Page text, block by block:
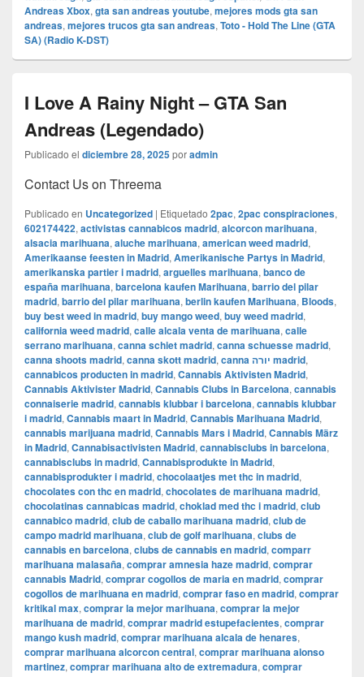
Andreas Xbox, gta san andreas youtube, mejores mods gta san
andreas, mejores trucos gta san andreas, Toto - Hold The Line (GTA
SA) (Radio K-DST)
I Love A Rainy Night – GTA San
Andreas (Legendado)
Publicado el diciembre 28, 2025poradmin
Contact Us on Threema
Publicado en Uncategorized | Etiquetado 2pac, 2pac conspiraciones,
602174422, activistas cannabicos madrid, alcorcon marihuana,
alsacia marihuana, aluche marihuana, american weed madrid,
Amerikaanse feesten in Madrid, Amerikanische Partys in Madrid,
amerikanska partier i madrid, arguelles marihuana, banco de
españa marihuana, barcelona kaufen Marihuana, barrio del pilar
madrid, barrio del pilar marihuana, berlin kaufen Marihuana, Bloods,
buy best weed in madrid, buy mango weed, buy weed madrid,
california weed madrid, calle alcala venta de marihuana, calle
serrano marihuana, canna schiet madrid, canna schuesse madrid,
canna shoots madrid, canna skott madrid, canna יורה madrid,
cannabicos producten in madrid, Cannabis Aktivisten Madrid,
Cannabis Aktivister Madrid, Cannabis Clubs in Barcelona, cannabis
connaiserie madrid, cannabis klubbar i barcelona, cannabis klubbar
i madrid, Cannabis maart in Madrid, Cannabis Marihuana Madrid,
cannabis marijuana madrid, Cannabis Mars i Madrid, Cannabis März
in Madrid, Cannabisactivisten Madrid, cannabisclubs in barcelona,
cannabisclubs in madrid, Cannabisprodukte in Madrid,
cannabisprodukter i madrid, chocolaatjes met thc in madrid,
chocolates con thc en madrid, chocolates de marihuana madrid,
chocolatinas cannabicas madrid, choklad med thc i madrid, club
cannabico madrid, club de caballo marihuana madrid, club de
campo madrid marihuana, club de golf marihuana, clubs de
cannabis en barcelona, clubs de cannabis en madrid, comparr
marihuana malasaña, comprar amnesia haze madrid, comprar
cannabis Madrid, comprar cogollos de maria en madrid, comprar
cogollos de marihuana en madrid, comprar faso en madrid, comprar
kritikal max, comprar la mejor marihuana, comprar la mejor
marihuana de madrid, comprar madrid estupefacientes, comprar
mango kush madrid, comprar marihuana alcala de henares,
comprar marihuana alcorcon central, comprar marihuana alonso
martinez, comprar marihuana alto de extremadura, comprar